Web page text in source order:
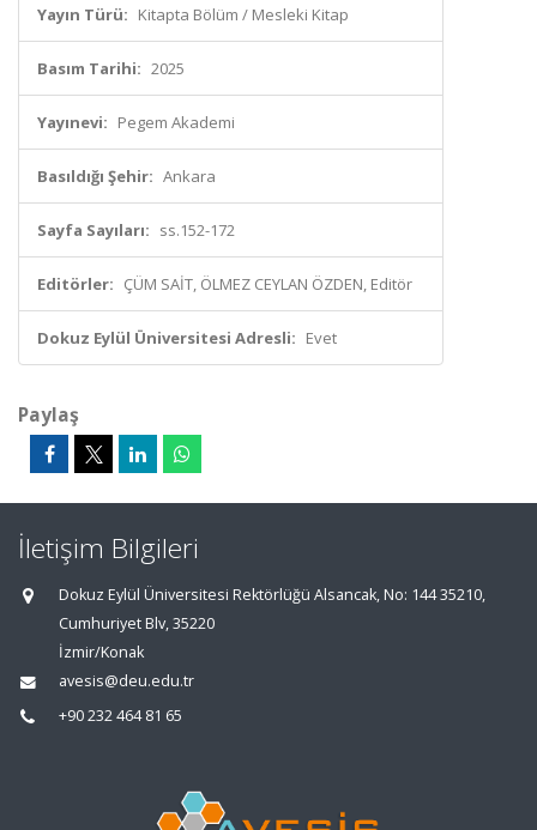
Yayın Türü: Kitapta Bölüm / Mesleki Kitap
Basım Tarihi: 2025
Yayınevi: Pegem Akademi
Basıldığı Şehir: Ankara
Sayfa Sayıları: ss.152-172
Editörler: ÇÜM SAİT, ÖLMEZ CEYLAN ÖZDEN, Editör
Dokuz Eylül Üniversitesi Adresli: Evet
Paylaş
İletişim Bilgileri
Dokuz Eylül Üniversitesi Rektörlüğü Alsancak, No: 144 35210,
Cumhuriyet Blv, 35220
İzmir/Konak
avesis@deu.edu.tr
+90 232 464 81 65